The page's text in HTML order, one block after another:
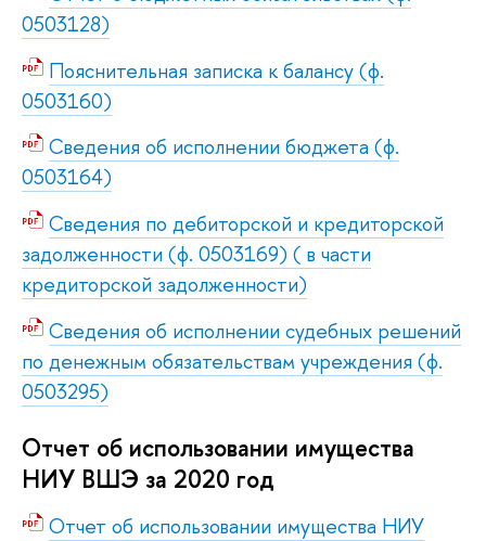
0503128)
Пояснительная записка к балансу (ф.
0503160)
Сведения об исполнении бюджета (ф.
0503164)
Сведения по дебиторской и кредиторской
задолженности (ф. 0503169) ( в части
кредиторской задолженности)
Сведения об исполнении судебных решений
по денежным обязательствам учреждения (ф.
0503295)
Отчет об использовании имущества
НИУ ВШЭ за 2020 год
Отчет об использовании имущества НИУ